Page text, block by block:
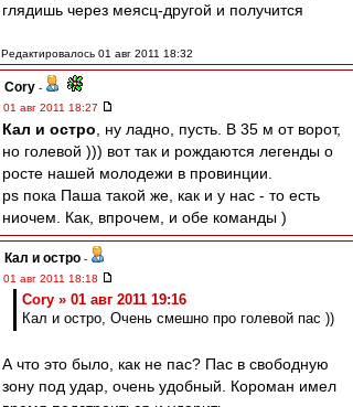
глядишь через меясц-другой и получится
Редактировалось 01 авг 2011 18:32
Cory -
01 авг 2011 18:27
Кал и остро , ну ладно, пусть. В 35 м от ворот,
но голевой ))) вот так и рождаются легенды о
росте нашей молодежи в провинции.
ps пока Паша такой же, как и у нас - то есть
ниочем. Как, впрочем, и обе команды )
Кал и остро -
01 авг 2011 18:18
Cory » 01 авг 2011 19:16
Кал и остро, Очень смешно про голевой пас ))
А что это было, как не пас? Пас в свободную
зону под удар, очень удобный. Короман имел